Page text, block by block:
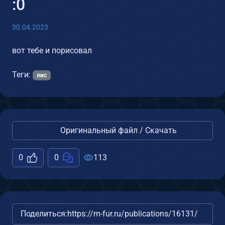
:0
30.04.2023
вот тебе и порисовал
Теги: лис
Оригинальный файл / Скачать
0 0 113
Поделиться:https://m-fur.ru/publications/16131/